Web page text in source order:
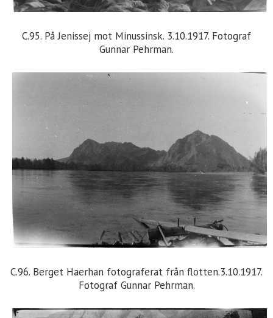
C.95. På Jenissej mot Minussinsk. 3.10.1917. Fotograf
Gunnar Pehrman.
C.96. Berget Haerhan fotograferat från flotten.3.10.1917.
Fotograf Gunnar Pehrman.